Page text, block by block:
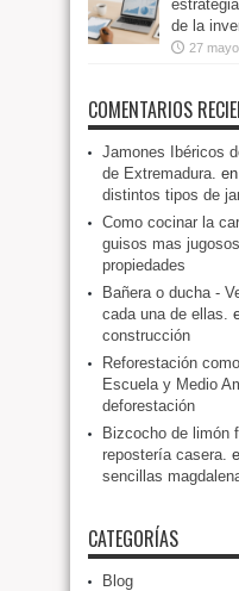
de la
27
COMENTARIOS
Jamones Ibéricos
de Extremadura. en
distintos tipos de
Como cocinar la
guisos mas
propiedades
Bañera o ducha -
cada una de ellas.
construcción
Reforestación
Escuela y Medio
deforestación
Bizcocho de limón
repostería casera.
sencillas
CATEGORÍAS
Blog